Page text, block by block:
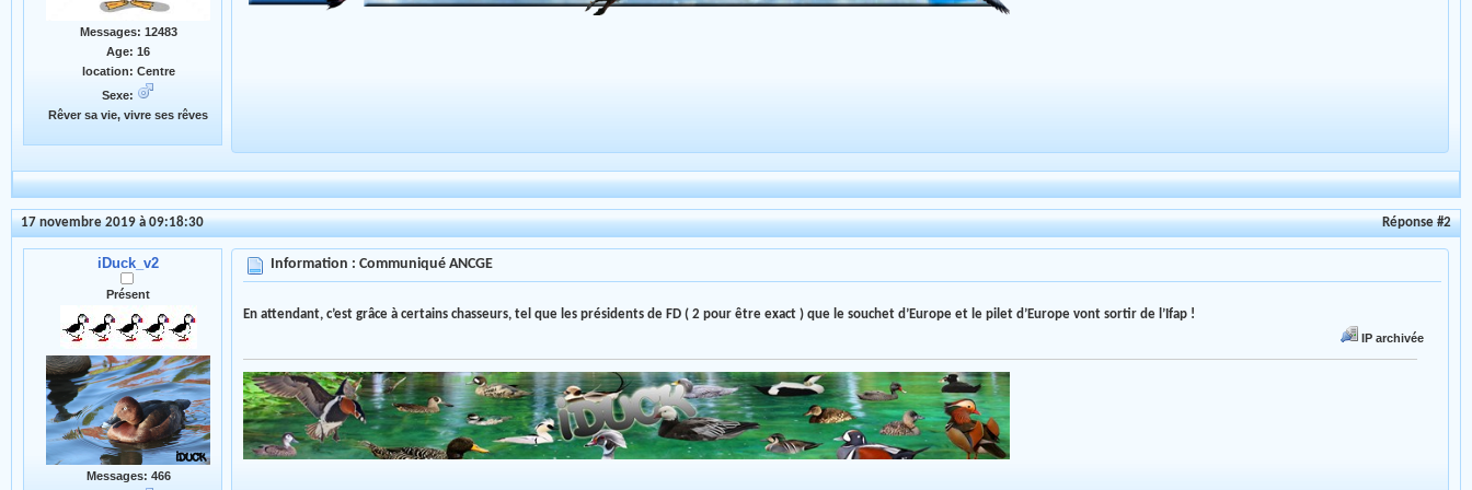
Messages: 12483
Age: 16
location: Centre
Sexe:
Rêver sa vie, vivre ses rêves
17 novembre 2019 à 09:18:30 Réponse #2
iDuck_v2
Présent
Messages: 466
Information : Communiqué ANCGE
En attendant, c’est grâce à certains chasseurs, tel que les présidents de FD ( 2 pour être exact ) que le souchet d’Europe et le pilet d’Europe vont sortir de l’Ifap !
IP archivée